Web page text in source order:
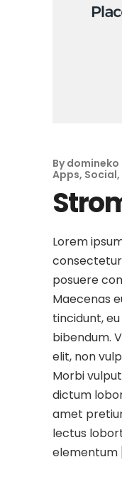
By domineko
Apps, Social,
Lorem
consectetur
posuere
Maecenas
tincidunt,
bibendum.
elit, non
Morbi
dictum
amet
lectus
elementum